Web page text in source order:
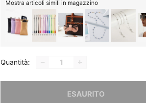
Mostra articoli simili in magazzino
Quantità:
ESAURITO
Ci dispiace, questo prodotto è esaurito